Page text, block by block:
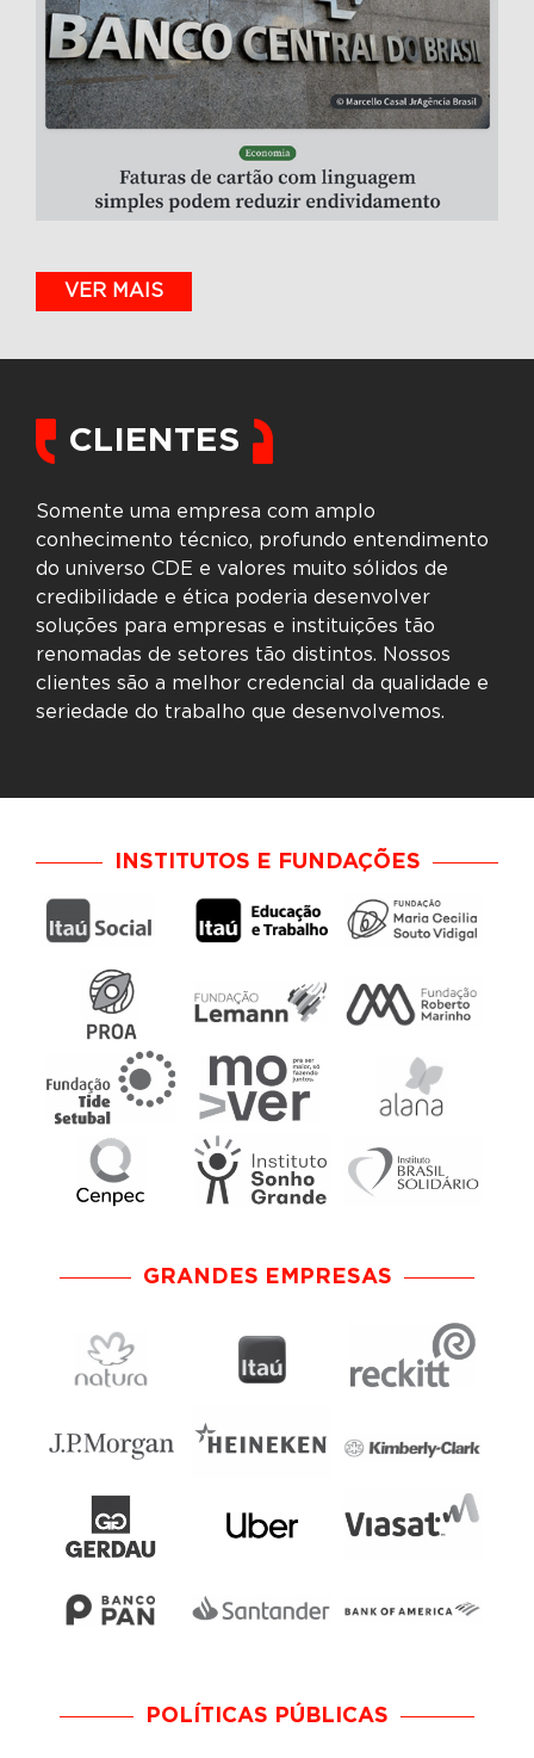
VER MAIS
CLIENTES
Somente uma empresa com amplo
conhecimento técnico, profundo entendimento
do universo CDE e valores muito sólidos de
credibilidade e ética poderia desenvolver
soluções para empresas e instituições tão
renomadas de setores tão distintos. Nossos
clientes são a melhor credencial da qualidade e
seriedade do trabalho que desenvolvemos.
INSTITUTOS E FUNDAÇÕES
GRANDES EMPRESAS
POLÍTICAS PÚBLICAS